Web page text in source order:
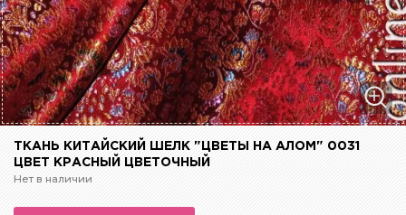
ТКАНЬ КИТАЙСКИЙ ШЕЛК "ЦВЕТЫ НА АЛОМ" 0031
ЦВЕТ КРАСНЫЙ ЦВЕТОЧНЫЙ
Нет в наличии